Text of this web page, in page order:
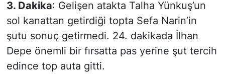
3. Dakika: Gelişen atakta Talha Yünkuş’un
sol kanattan getirdiği topta Sefa Narin’in
şutu sonuç getirmedi. 24. dakikada İlhan
Depe önemli bir fırsatta pas yerine şut tercih
edince top auta gitti.